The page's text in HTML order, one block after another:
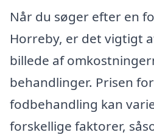
Når du søger efter en
Horreby, er det vigtigt
billede af
behandlinger. Prisen
fodbehandling kan
forskellige faktorer,